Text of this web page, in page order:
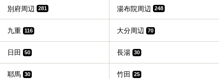
別府周辺 281 湯布院周辺 248
九重 116 大分周辺 70
日田 50 長湯 30
耶馬 30 竹田 25